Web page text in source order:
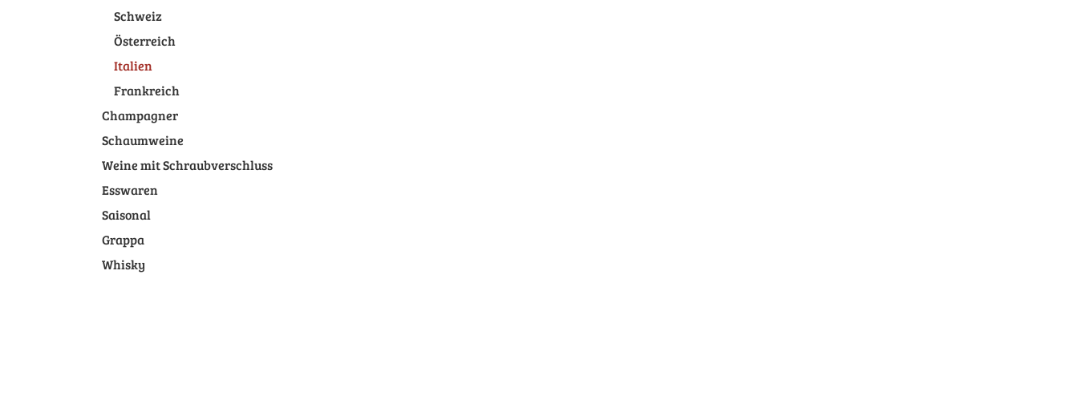
Schweiz
Österreich
Italien
Frankreich
Champagner
Schaumweine
Weine mit Schraubverschluss
Esswaren
Saisonal
Grappa
Whisky